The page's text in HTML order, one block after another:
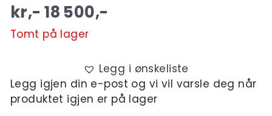
kr,- 18 500,-
Tomt på lager
Legg i ønskeliste
Legg igjen din e-post og vi vil varsle deg når
produktet igjen er på lager